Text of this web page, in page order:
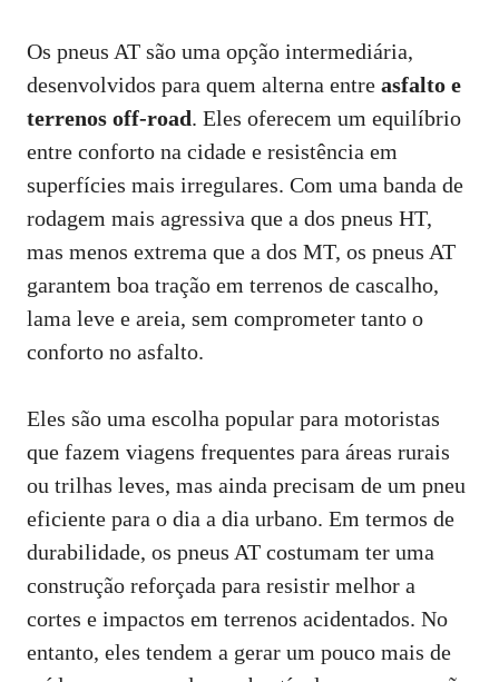
Os pneus AT são uma opção intermediária,
desenvolvidos para quem alterna entre asfalto e
terrenos off-road. Eles oferecem um equilíbrio
entre conforto na cidade e resistência em
superfícies mais irregulares. Com uma banda de
rodagem mais agressiva que a dos pneus HT,
mas menos extrema que a dos MT, os pneus AT
garantem boa tração em terrenos de cascalho,
lama leve e areia, sem comprometer tanto o
conforto no asfalto.
Eles são uma escolha popular para motoristas
que fazem viagens frequentes para áreas rurais
ou trilhas leves, mas ainda precisam de um pneu
eficiente para o dia a dia urbano. Em termos de
durabilidade, os pneus AT costumam ter uma
construção reforçada para resistir melhor a
cortes e impactos em terrenos acidentados. No
entanto, eles tendem a gerar um pouco mais de